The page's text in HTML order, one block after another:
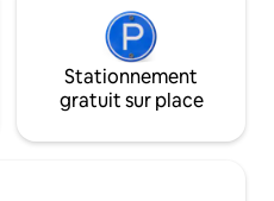
Stationnement
gratuit sur place